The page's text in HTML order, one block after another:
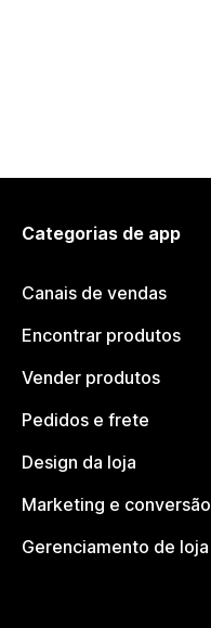
Categorias de app
Canais de vendas
Encontrar produtos
Vender produtos
Pedidos e frete
Design da loja
Marketing e conversão
Gerenciamento de loja